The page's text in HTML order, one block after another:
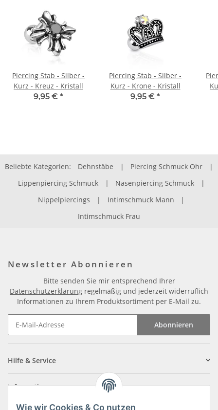
Wie wir Cookies & Co nutzen
Piercing Stab - Silber -
Kurz - Kreuz - Kristall
9,95 € *
Piercing Stab - Silber -
Kurz - Krone - Kristall
9,95 € *
Beliebte Kategorien: Dehnstäbe | Piercing Schmuck Ohr
|
Lippenpiercing Schmuck
| Nasenpiercing Schmuck
|
Nippelpiercings
| Intimschmuck Mann
|
Intimschmuck Frau
Newsletter Abonnieren
Bitte senden Sie mir entsprechend Ihrer
Datenschutzerklärung regelmäßig und jederzeit widerruflich
Informationen zu Ihrem Produktsortiment per E-Mail zu.
Abonnieren
Hilfe & Service
Informationen